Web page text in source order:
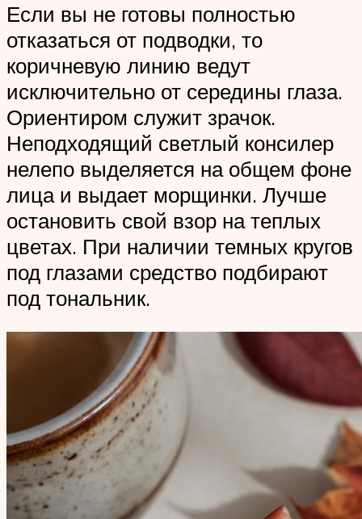
Если вы не готовы полностью
отказаться от подводки, то
коричневую линию ведут
исключительно от середины глаза.
Ориентиром служит зрачок.
Неподходящий светлый консилер
нелепо выделяется на общем фоне
лица и выдает морщинки. Лучше
остановить свой взор на теплых
цветах. При наличии темных кругов
под глазами средство подбирают
под тональник.